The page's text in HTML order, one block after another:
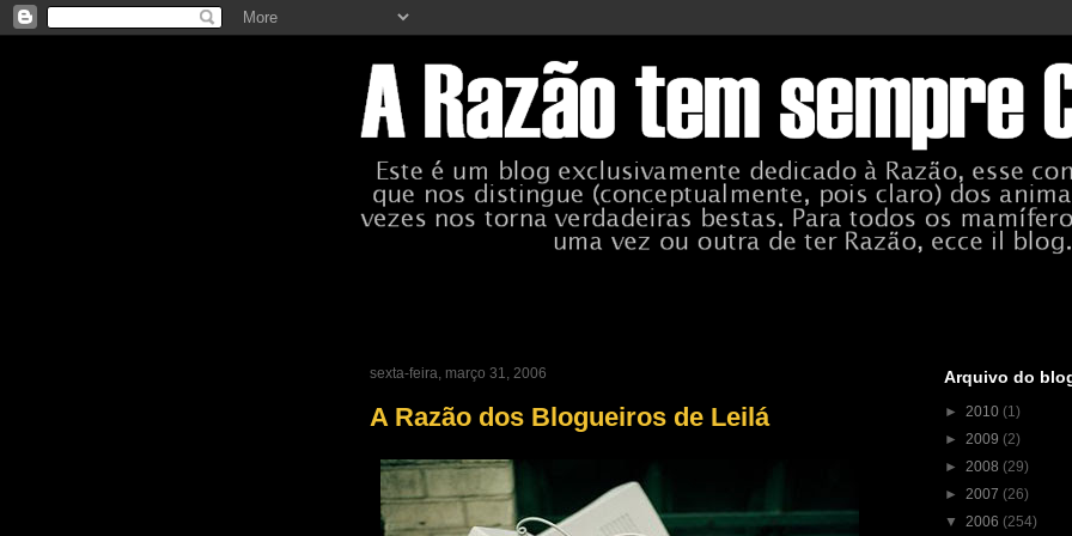
sexta-feira, março 31, 2006
A Razão dos Blogueiros de Leilá
Arquivo do
► 2010 (1)
► 2009 (2)
► 2008 (29)
► 2007 (26)
▼ 2006 (254)